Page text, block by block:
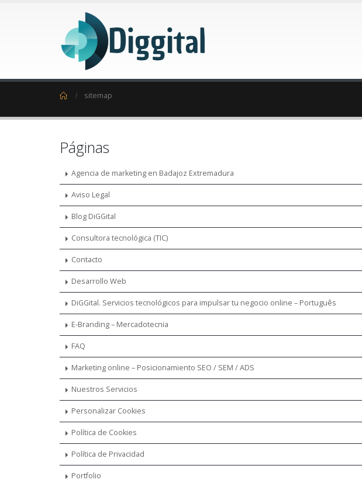
Home
sitemap
Páginas
Agencia de marketing en Badajoz Extremadura
Aviso Legal
Blog DiGGital
Consultora tecnológica (TIC)
Contacto
Desarrollo Web
DiGGital. Servicios tecnológicos para impulsar tu negocio online – Português
E-Branding – Mercadotecnia
FAQ
Marketing online – Posicionamiento SEO / SEM / ADS
Nuestros Servicios
Personalizar Cookies
Política de Cookies
Política de Privacidad
Portfolio